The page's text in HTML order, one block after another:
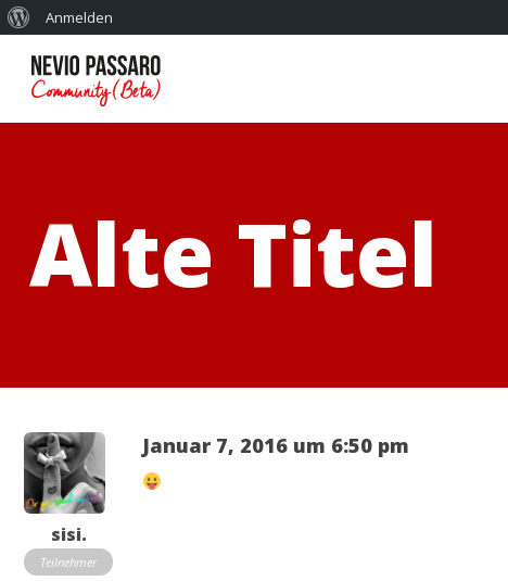
Alte Titel
sisi.
Teilnehmer
Januar 7, 2016 um 6:50 pm
Anmelden